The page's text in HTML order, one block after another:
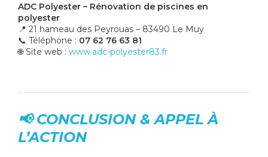
ADC Polyester – Rénovation de piscines en
polyester
📍 21 hameau des Peyrouas – 83490 Le Muy
📞 Téléphone : 07 62 76 63 81
🌐 Site web : www.adc-polyester83.fr
📢 CONCLUSION & APPEL À
L’ACTION